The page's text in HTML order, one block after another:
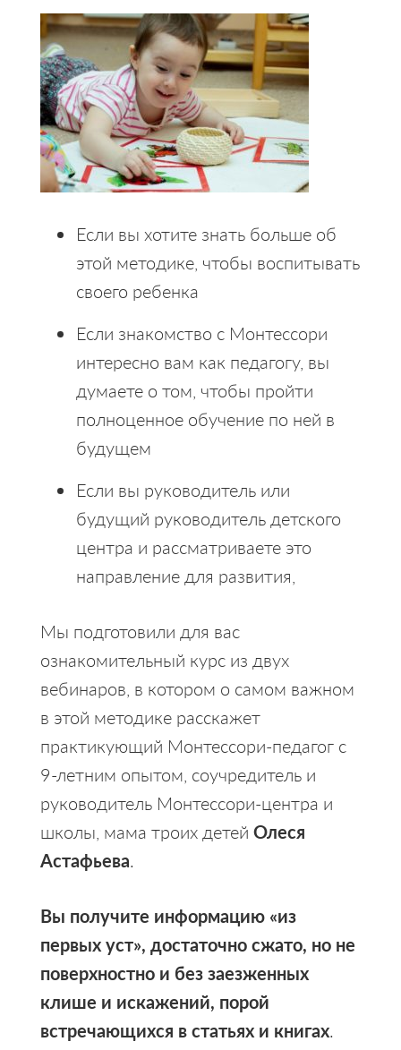
Если вы хотите знать больше об
этой методике, чтобы воспитывать
своего ребенка
Если знакомство с Монтессори
интересно вам как педагогу, вы
думаете о том, чтобы пройти
полноценное обучение по ней в
будущем
Если вы руководитель или
будущий руководитель детского
центра и рассматриваете это
направление для развития,
Мы подготовили для вас
ознакомительный курс из двух
вебинаров, в котором о самом важном
в этой методике расскажет
практикующий Монтессори-педагог с
9-летним опытом, соучредитель и
руководитель Монтессори-центра и
школы, мама троих детей Олеся
Астафьева.
Вы получите информацию «из
первых уст», достаточно сжато, но не
поверхностно и без заезженных
клише и искажений, порой
встречающихся в статьях и книгах.